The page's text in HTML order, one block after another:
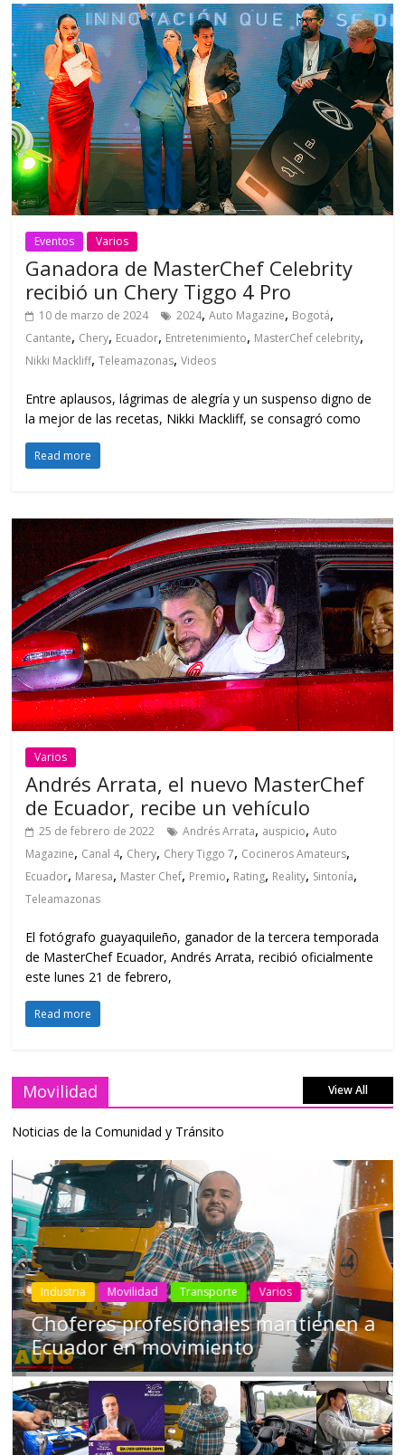
Eventos Varios
Ganadora de MasterChef Celebrity
recibió un Chery Tiggo 4 Pro
10 de marzo de 2024 2024,Auto Magazine, Bogotá,
Cantante, Chery, Ecuador, Entretenimiento, MasterChef celebrity,
Nikki Mackliff,Teleamazonas,Videos
Entre aplausos, lágrimas de alegría y un suspenso digno de
la mejor de las recetas, Nikki Mackliff, se consagró como
Read more
Varios
Andrés Arrata, el nuevo MasterChef
de Ecuador, recibe un vehículo
25 de febrero de 2022 Andrés Arrata, auspicio,Auto
Magazine, Canal 4, Chery, Chery Tiggo 7, Cocineros Amateurs,
Ecuador, Maresa, Master Chef, Premio, Rating, Reality, Sintonía,
Teleamazonas
El fotógrafo guayaquileño, ganador de la tercera temporada
de MasterChef Ecuador, Andrés Arrata, recibió oficialmente
este lunes 21 de febrero,
Read more
Movilidad View All
Noticias de la Comunidad y Tránsito
Industria Movilidad Transporte Varios
Choferes profesionales mantienen a
Ecuador en movimiento